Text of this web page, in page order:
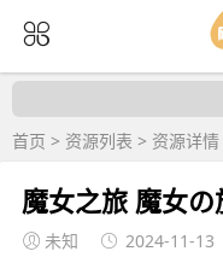
首页 > 资源列表 > 资源详情
魔女之旅 魔女
未知 2024-11-13